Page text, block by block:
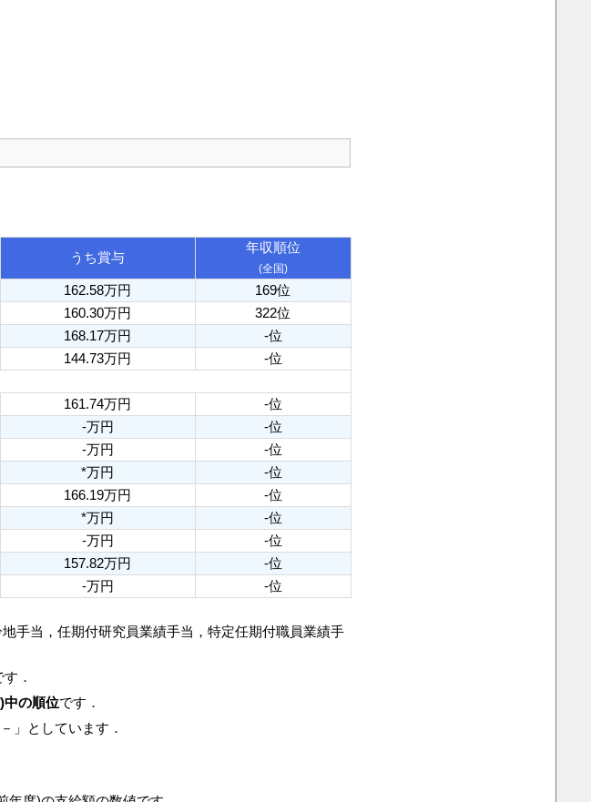
うち賞与
年収順位
(全国)
162.58万円
169位
160.30万円
322位
168.17万円
-位
144.73万円
-位
161.74万円 -位
-万円 -位
-万円 -位
*万円 -位
166.19万円 -位
*万円 -位
-万円 -位
157.82万円 -位
-万円 -位
手当，任期付研究員業績手当，特定任期付職員業績手
．
中の順位です．
」としています．